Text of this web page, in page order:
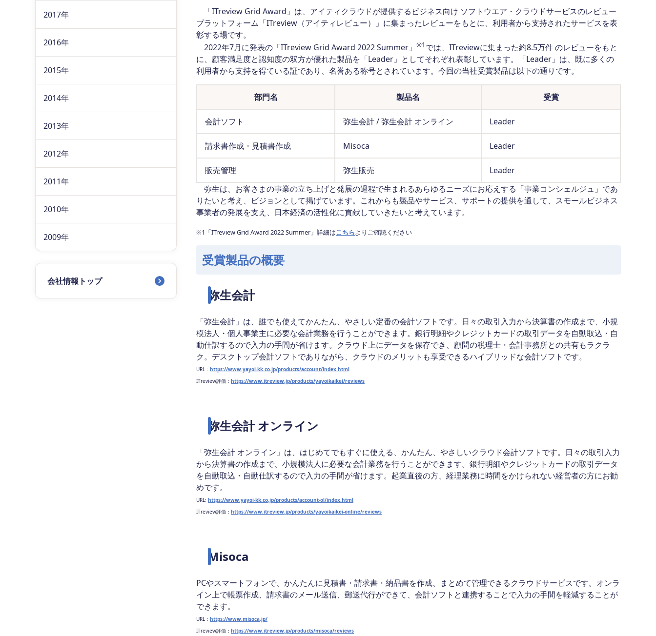
「ITreview Grid Award」は、アイティクラウドが提供するビジネス向け ソフトウエア・クラウドサービスのレビュー
プラットフォーム「ITreview（アイティレビュー）」に集まったレビューをもとに、利用者から支持されたサービスを表
彰する場です。
2022年7月に発表の「ITreview Grid Award 2022 Summer」 ※1 では、ITreviewに集まった約8.5万件 のレビューをもと
に、顧客満足度と認知度の双方が優れた製品を「Leader」としてそれぞれ表彰しています。「Leader」は、既に多くの
利用者から支持を得ている証であり、名誉ある称号とされています。今回の当社受賞製品は以下の通りです。
部門名 製品名 受賞
会計ソフト 弥生会計 / 弥生会計 オンライン Leader
請求書作成・見積書作成 Misoca Leader
販売管理 弥生販売
Leader
弥生は、お客さまの事業の立ち上げと発展の過程で生まれるあらゆるニーズにお応えする「事業コンシェルジュ」であ
りたいと考え、ビジョンとして掲げています。これからも製品やサービス、サポートの提供を通して、スモールビジネス
事業者の発展を支え、日本経済の活性化に貢献していきたいと考えています。
※1「ITreview Grid Award 2022 Summer」詳細はこちらよりご確認ください
受賞製品の概要
弥生会計
「弥生会計」は、誰でも使えてかんたん、やさしい定番の会計ソフトです。日々の取引入力から決算書の作成まで、小規
模法人・個人事業主に必要な会計業務を行うことができます。銀行明細やクレジットカードの取引データを自動取込・自
動仕訳するので入力の手間が省けます。クラウド上にデータを保存でき、顧問の税理士・会計事務所との共有もラクラ
ク。デスクトップ会計ソフトでありながら、クラウドのメリットも享受できるハイブリッドな会計ソフトです。
URL： https://www.yayoi-kk.co.jp/products/account/index.html
ITreview評価： https://www.itreview.jp/products/yayoikaikei/reviews
弥生会計 オンライン
「弥生会計 オンライン」は、はじめてでもすぐに使える、かんたん、やさしいクラウド会計ソフトです。日々の取引入力
から決算書の作成まで、小規模法人に必要な会計業務を行うことができます。銀行明細やクレジットカードの取引データ
を自動取込・自動仕訳するので入力の手間が省けます。起業直後の方、経理業務に時間をかけられない経営者の方にお勧
めです。
URL: https://www.yayoi-kk.co.jp/products/account-ol/index.html
ITreview評価： https://www.itreview.jp/products/yayoikaikei-online/reviews
Misoca
PCやスマートフォンで、かんたんに見積書・請求書・納品書を作成、まとめて管理できるクラウドサービスです。オンラ
イン上で帳票作成、請求書のメール送信、郵送代行ができて、会計ソフトと連携することで入力の手間を軽減することが
できます。
URL： https://www.misoca.jp/
ITreview評価： https://www.itreview.jp/products/misoca/reviews
2017年
2016年
2015年
2014年
2013年
2012年
2011年
2010年
2009年
会社情報トップ